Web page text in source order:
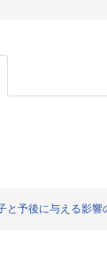
と予後に与える影響